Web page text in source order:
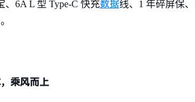
、6A L 型 Type-C 快充数据线、1 年碎屏保
乘风而上